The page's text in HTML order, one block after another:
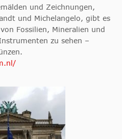
und Zeichnungen,
und Michelangelo, gibt es
Fossilien, Mineralien und
zu sehen –